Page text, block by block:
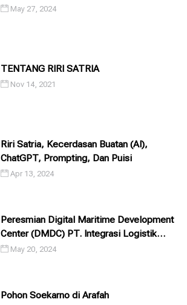
May 27, 2024
TENTANG RIRI SATRIA
Nov 14, 2021
Riri Satria, Kecerdasan Buatan (AI),
ChatGPT, Prompting, Dan Puisi
Apr 13, 2024
Peresmian Digital Maritime Development
Center (DMDC) PT. Integrasi Logistik
Cipta Solusi (ILCS) / Pelindo Solusi
May 20, 2024
Pohon Soekarno di Arafah